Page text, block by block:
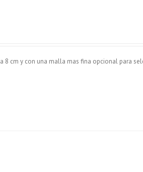
8 cm y con una malla mas fina opcional para